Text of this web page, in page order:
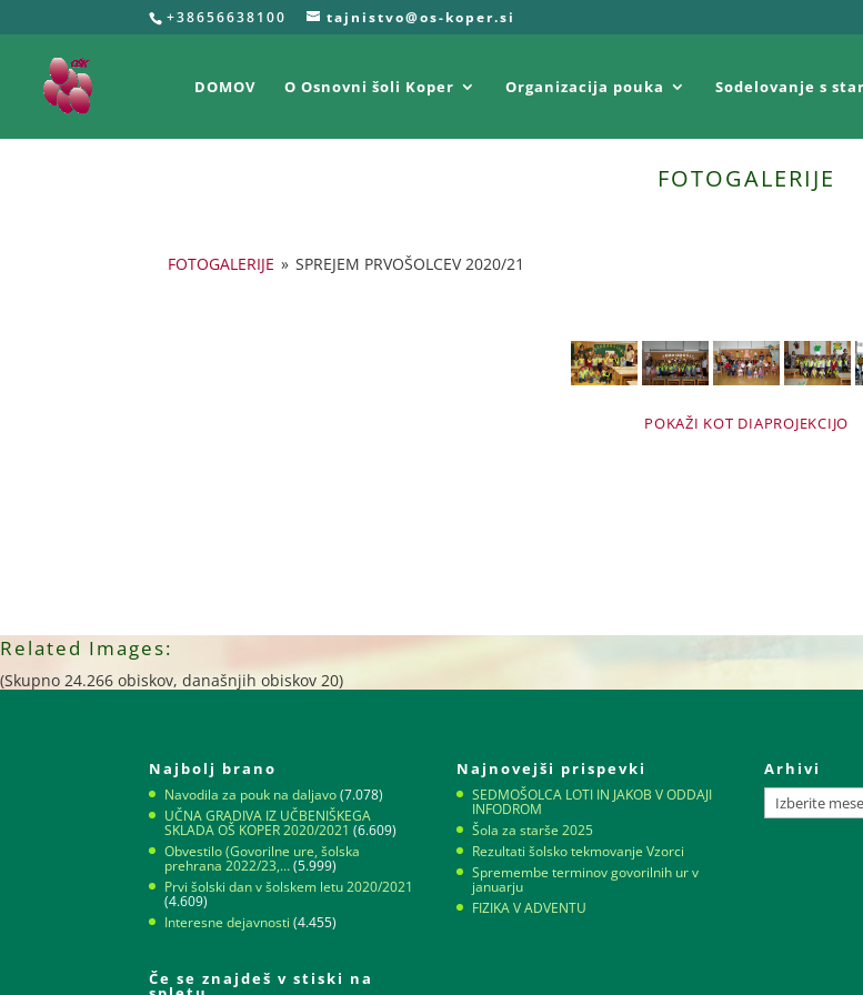
+38656638100 tajnistvo@os-koper.si
DOMOV O Osnovni šoli Koper Organizacija pouka Sodelovanje s
FOTOGALERIJE
FOTOGALERIJE » SPREJEM PRVOŠOLCEV 2020/21
POKAŽI KOT DIAPROJEKCIJO
Related Images:
(Skupno 24.266 obiskov, današnjih obiskov 20)
Najbolj brano
Navodila za pouk na daljavo (7.078)
UČNA GRADIVA IZ UČBENIŠKEGA
SKLADA OŠ KOPER 2020/2021 (6.609)
Obvestilo (Govorilne ure, šolska
prehrana 2022/23,… (5.999)
Prvi šolski dan v šolskem letu 2020/2021
(4.609)
Interesne dejavnosti (4.455)
Če se znajdeš v stiski na
Najnovejši prispevki
SEDMOŠOLCA LOTI IN JAKOB V ODDAJI
INFODROM
Šola za starše 2025
Rezultati šolsko tekmovanje Vzorci
Spremembe terminov govorilnih ur v
januarju
FIZIKA V ADVENTU
Arhivi
Arhivi